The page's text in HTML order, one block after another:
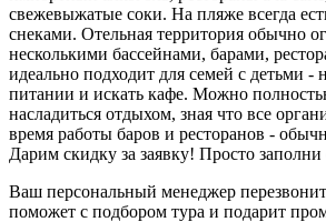
свежевыжатые соки. На пляже всегда
снеками. Отельная территория обычно
несколькими бассейнами, барами,
идеально подходит для семей с детьми -
питании и искать кафе. Можно
насладиться отдыхом, зная что все
время работы баров и ресторанов -
Дарим скидку за заявку! Просто
Ваш персональный менеджер
поможет с подбором тура и подарит